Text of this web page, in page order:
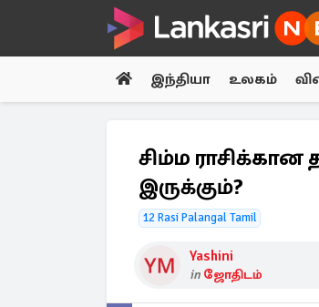
இந்தியா உலகம்
சிம்ம
இருக்கும்?
12 Rasi Palangal Tamil
Yashini
in ஜோதிடம்